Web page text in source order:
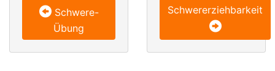
Schwere-
Übung
Schwererziehbarkeit